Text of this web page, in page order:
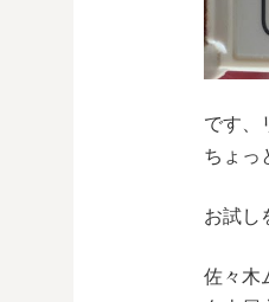
です、
ちょっ
お試し
佐々木